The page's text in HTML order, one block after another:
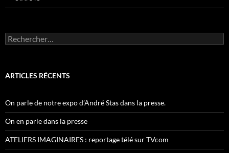
Rechercher :
ARTICLES RÉCENTS
On parle de notre expo d’André Stas dans la presse.
On en parle dans la presse
ATELIERS IMAGINAIRES : reportage télé sur TVcom